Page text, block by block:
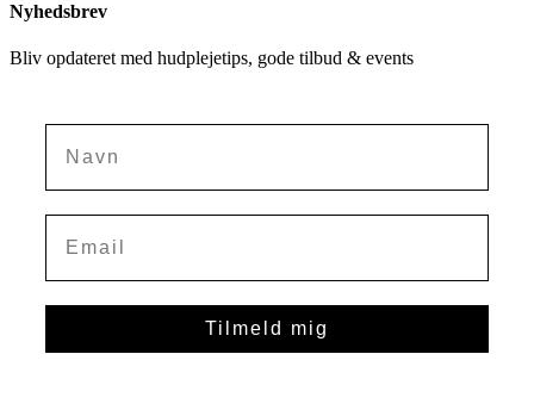
Nyhedsbrev
Bliv opdateret med hudplejetips, gode tilbud & events
Tilmeld mig